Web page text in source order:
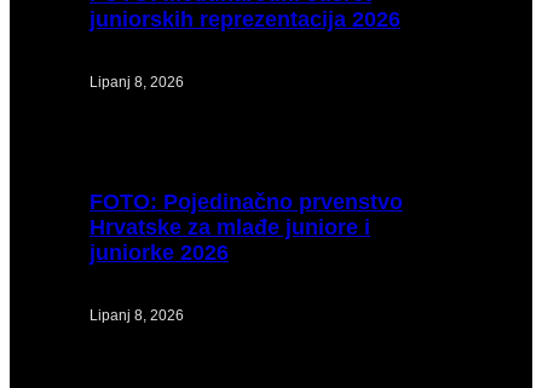
juniorskih reprezentacija 2026
Lipanj 8, 2026
FOTO: Pojedinačno prvenstvo
Hrvatske za mlađe juniore i
juniorke 2026
Lipanj 8, 2026